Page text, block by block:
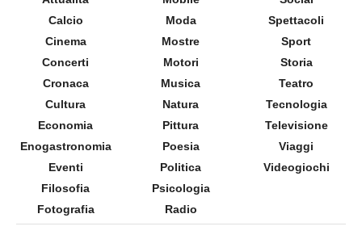
Calcio
Cinema
Concerti
Cronaca
Cultura
Economia
Enogastronomia
Eventi
Filosofia
Fotografia
Moda
Mostre
Motori
Musica
Natura
Pittura
Poesia
Politica
Psicologia
Radio
Spettacoli
Sport
Storia
Teatro
Tecnologia
Televisione
Viaggi
Videogiochi